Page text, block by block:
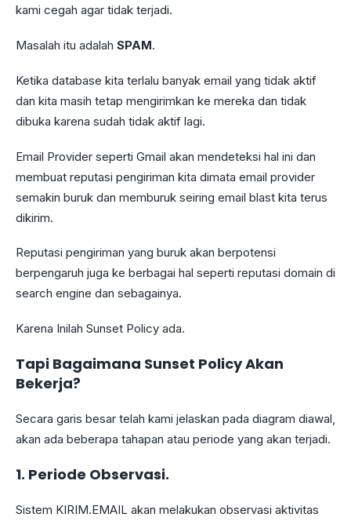
kami cegah agar tidak terjadi.
Masalah itu adalah SPAM.
Ketika database kita terlalu banyak email yang tidak aktif
dan kita masih tetap mengirimkan ke mereka dan tidak
dibuka karena sudah tidak aktif lagi.
Email Provider seperti Gmail akan mendeteksi hal ini dan
membuat reputasi pengiriman kita dimata email provider
semakin buruk dan memburuk seiring email blast kita terus
dikirim.
Reputasi pengiriman yang buruk akan berpotensi
berpengaruh juga ke berbagai hal seperti reputasi domain di
search engine dan sebagainya.
Karena Inilah Sunset Policy ada.
Tapi Bagaimana Sunset Policy Akan
Bekerja?
Secara garis besar telah kami jelaskan pada diagram diawal,
akan ada beberapa tahapan atau periode yang akan terjadi.
1. Periode Observasi.
Sistem KIRIM.EMAIL akan melakukan observasi aktivitas